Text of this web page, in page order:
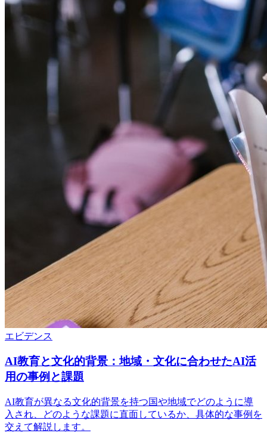
エビデンス
AI教育と文化的背景：地域・文化に合わせたAI活
用の事例と課題
AI教育が異なる文化的背景を持つ国や地域でどのように導
入され、どのような課題に直面しているか、具体的な事例を
交えて解説します。